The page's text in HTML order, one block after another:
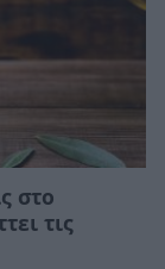
στο
τις